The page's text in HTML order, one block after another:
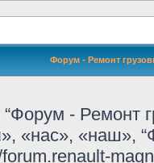
Форум - Ремонт
- Ремонт
«нас», «наш»,
forum.renault-